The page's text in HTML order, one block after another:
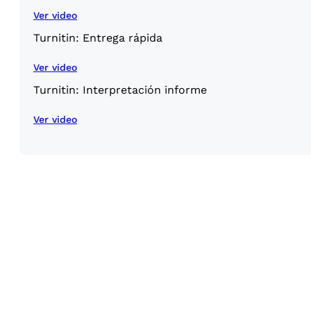
Ver video
Turnitin: Entrega rápida
Ver video
Turnitin: Interpretación informe
Ver video